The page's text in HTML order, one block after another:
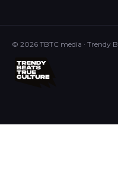
© 2026 TBTC media · Trendy